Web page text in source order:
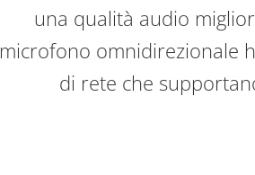
una qualità audio
microfono omnidirezionale
di rete che